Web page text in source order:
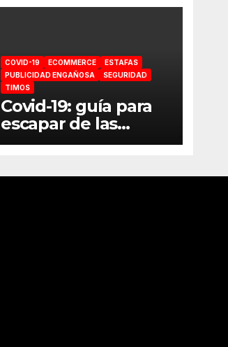
COVID-19 ECOMMERCE
ESTAFAS
PUBLICIDAD ENGAÑOSA
SEGURIDAD
TIMOS
Covid-19: guía para
escapar de las
estafas online